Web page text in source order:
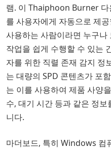
램. 이 Thaiphoon Burner 다
를 사용자에게 자동으로 제
사용하는 사람이라면 누구
작업을 쉽게 수행할 수 있는
자를 위한 직렬 존재 감지 정
는 대량의 SPD 콘텐츠가 포
는 이를 사용하여 제품 사양
수, 대기 시간 등과 같은 정
니다.
마더보드, 특히 Windows 컴